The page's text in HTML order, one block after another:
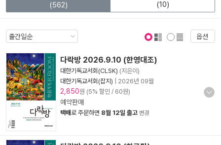
(562)
(10)
옵션
다락방 2026.9.10 (한영대조)
대한기독교서회(CLSK) (지은이)
대한기독교서회(잡지)
2026년 09월
2,850원 (5% 할인 / 60원)
예약판매
택배로 주문하면 8월 12일 출고 변경